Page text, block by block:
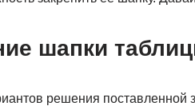
шапки
решения поставленной